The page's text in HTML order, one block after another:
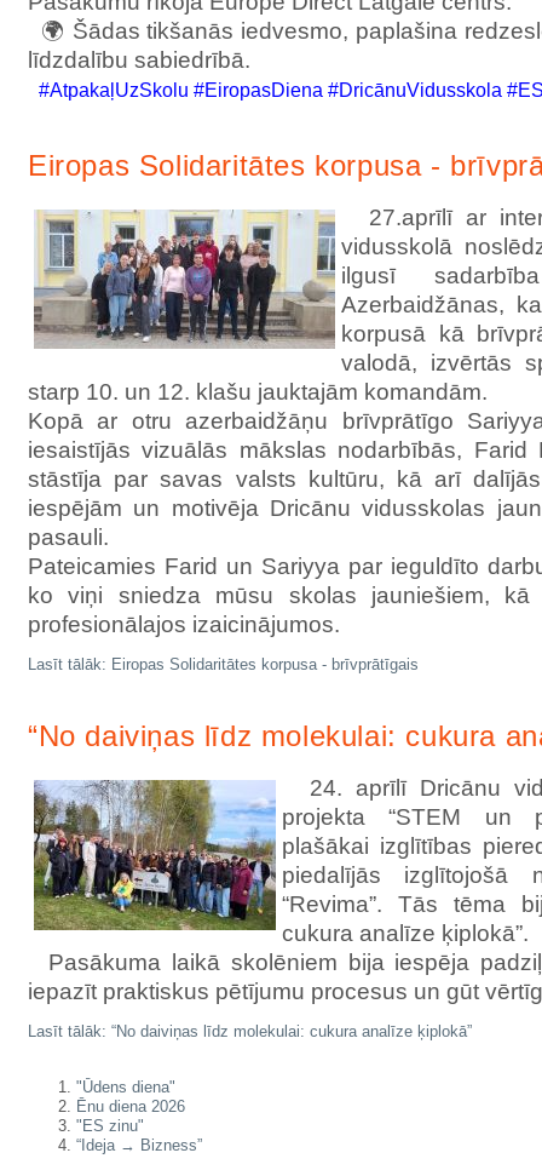
🌍 Šādas tikšanās iedvesmo, paplašina
līdzdalību sabiedrībā.
#AtpakaļUzSkolu #EiropasDiena #DricānuVidusskola
Eiropas Solidaritātes korpusa -
27.aprīlī ar
vidusskolā
ilgusī
Azerbaidžānas,
korpusā kā
valodā, izvērtās
starp 10. un 12. klašu jauktajām komandām.
Kopā ar otru azerbaidžāņu brīvprātīgo
iesaistījās vizuālās mākslas nodarbībās,
stāstīja par savas valsts kultūru, kā arī
iespējām un motivēja Dricānu vidusskolas
pasauli.
Pateicamies Farid un Sariyya par ieguldīto
ko viņi sniedza mūsu skolas jauniešiem,
profesionālajos izaicinājumos.
Lasīt tālāk: Eiropas Solidaritātes korpusa - brīvprātīgais
“No daiviņas līdz molekulai: cukura
24. aprīlī Dricānu
projekta “STEM un
plašākai izglītības
piedalījās izglītojošā
“Revima”. Tās tēma
cukura analīze ķiplokā”.
Pasākuma laikā skolēniem bija iespēja
iepazīt praktiskus pētījumu procesus un gūt
Lasīt tālāk: “No daiviņas līdz molekulai: cukura analīze ķiplokā”
"Ūdens diena"
Ēnu diena 2026
"ES zinu"
“Ideja → Bizness”